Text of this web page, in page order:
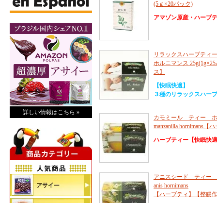
詳しい情報はこちら »
(5ｇ×20パック)
アマゾン原産・ハーブ
リラックスハーブテ
ホルニマンス
ス】
【快眠快適】
３種のリラックスハー
カモミール ティー ホ
manzanilla hornimans【
ハーブティー【快眠快
アニスシード ティー
anis hornimans
【ハーブティ】【整腸